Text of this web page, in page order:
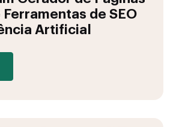
Ferramentas de SEO
Artificial